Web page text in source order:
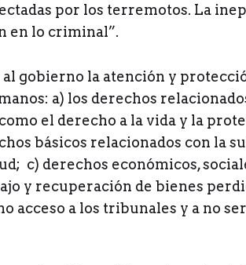
por los terremotos. La
en lo criminal”.
gobierno la atención y
a) los derechos
el derecho a la vida y la
básicos relacionados con la
c) derechos económicos,
y recuperación de bienes
acceso a los tribunales y a no